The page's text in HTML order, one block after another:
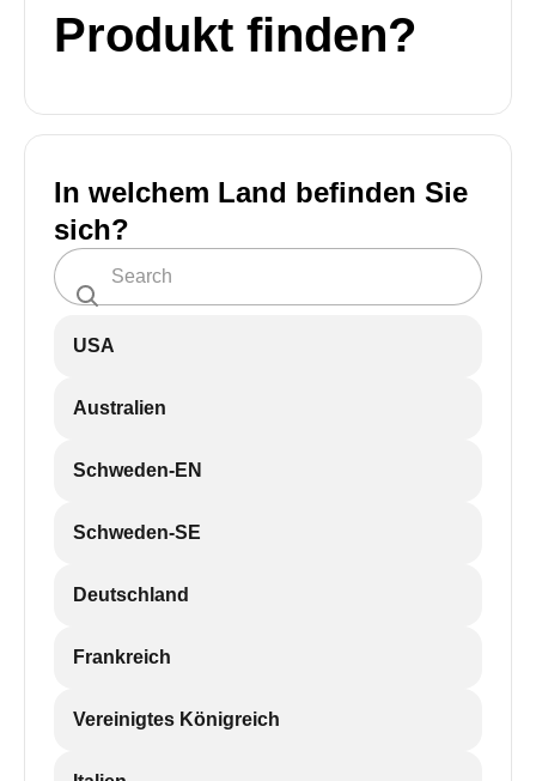
Produkt finden?
In welchem Land befinden Sie
sich?
USA
Australien
Schweden-EN
Schweden-SE
Deutschland
Frankreich
Vereinigtes Königreich